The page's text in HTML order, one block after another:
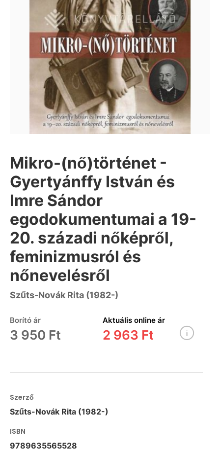
Mikro-(nő)történet -
Gyertyánffy István és
Imre Sándor
egodokumentumai a 19-
20. századi nőképről,
feminizmusról és
nőnevelésről
Szűts-Novák Rita (1982-)
Borító ár
3 950 Ft
Aktuális online ár
2 963 Ft
Szerző
Szűts-Novák Rita (1982-)
ISBN
9789635565528